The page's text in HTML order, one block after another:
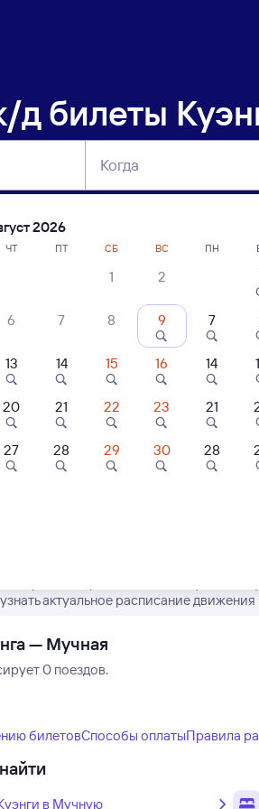
д билеты
Когда
Куэнга — Мучная
Нет рейсов по
и прибытия рейсов РЖД из Куэнги в
актуальное расписание
— Мучная
0 поездов.
билетовСпособы оплатыПравила
в Мучную
2026
ЧТ ПТ СБ ВС
1 2
6 7 8 9
13 14 15 16
20 21 22 23
27 28 29 30
ПН
7
14
21
28